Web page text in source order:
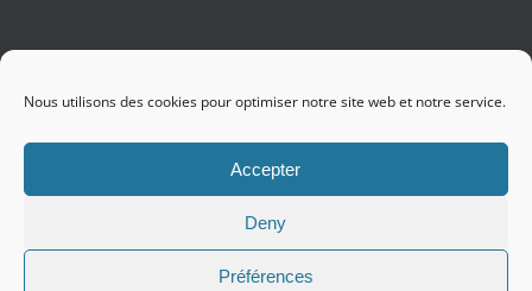
Nous utilisons des cookies pour optimiser notre site web et notre service.
Accepter
Deny
Préférences
2026 Renaissance des Appellations | All
Rights Reserved
Facebook
X